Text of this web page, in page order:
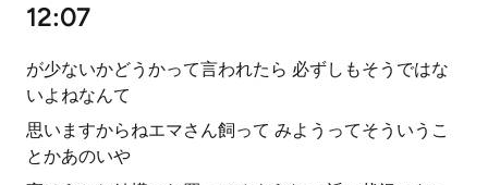
12:07
が少ないかどうかって言われたら 必ずしもそうではな
いよねなんて
思いますからねエマさん飼って みようってそういうこ
とかあのいや